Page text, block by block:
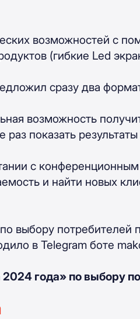
возможностей с
(гибкие Led
сразу два
возможность
показать
с
и найти новых
выбору потребителей
в Telegram боте
года» по выбору